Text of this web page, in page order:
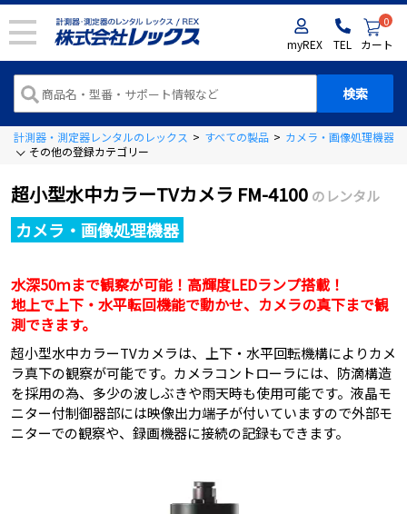
myREX TEL
0
カート
計測器・測定器レンタルのレックス > すべての製品 > カメラ・画像処理機器
その他の登録カテゴリー
超小型水中カラーTVカメラ FM-4100 のレンタル
カメラ・画像処理機器
水深50ｍまで観察が可能！高輝度LEDランプ搭載！
地上で上下・水平転回機能で動かせ、カメラの真下まで観
測できます。
超小型水中カラーTVカメラは、上下・水平回転機構によりカメ
ラ真下の観察が可能です。カメラコントローラには、防滴構造
を採用の為、多少の波しぶきや雨天時も使用可能です。液晶モ
ニター付制御器部には映像出力端子が付いていますので外部モ
ニターでの観察や、録画機器に接続の記録もできます。